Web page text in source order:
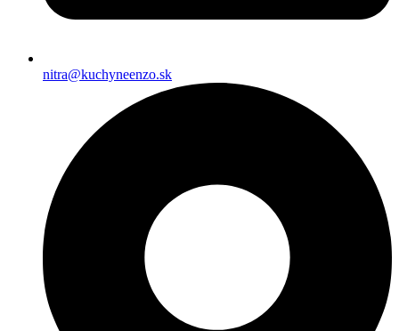
nitra@kuchyneenzo.sk